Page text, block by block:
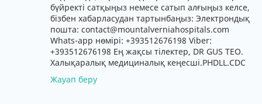
бүйректі сатқыңыз немесе сатып алғыңыз келсе,
бізбен хабарласудан тартынбаңыз: Электрондық
пошта: contact@mountalverniahospitals.com
Whats-app нөмірі: +393512676198 Viber:
+393512676198 Ең жақсы тілектер, DR GUS TEO.
Халықаралық медициналық кеңесші.PHDLL.CDC
Жауап беру